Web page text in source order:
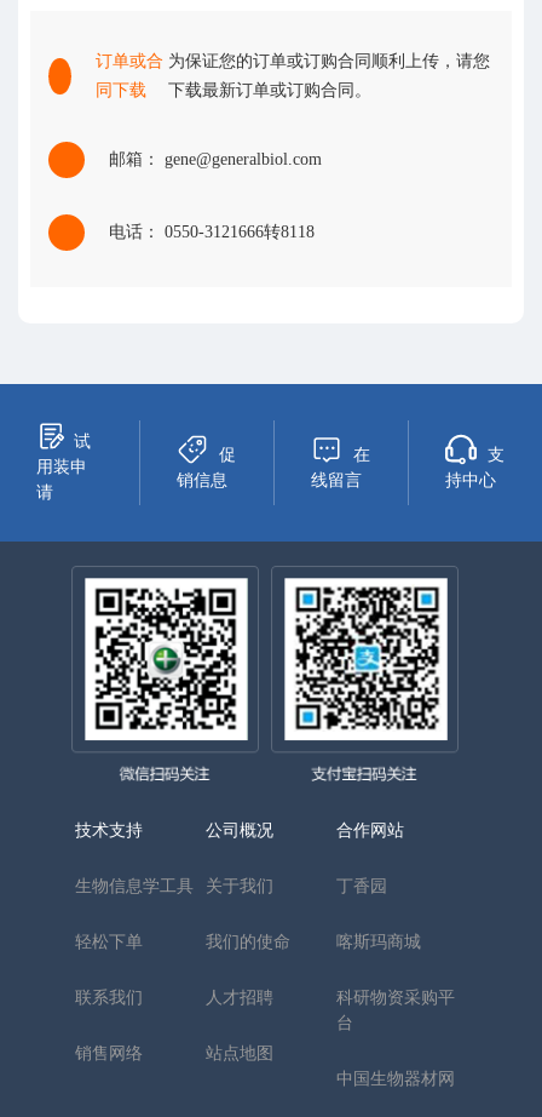
订单或合
同下载
为保证您的订单或订购合同顺利上传，请您
下载最新订单或订购合同。
邮箱： gene@generalbiol.com
电话： 0550-3121666转8118
试
用装申
请
促
销信息
在
线留言
支
持中心
技术支持
生物信息学工具
轻松下单
联系我们
销售网络
公司概况
关于我们
我们的使命
人才招聘
站点地图
合作网站
丁香园
喀斯玛商城
科研物资采购平
台
中国生物器材网